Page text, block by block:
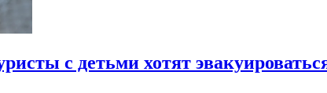
с детьми хотят